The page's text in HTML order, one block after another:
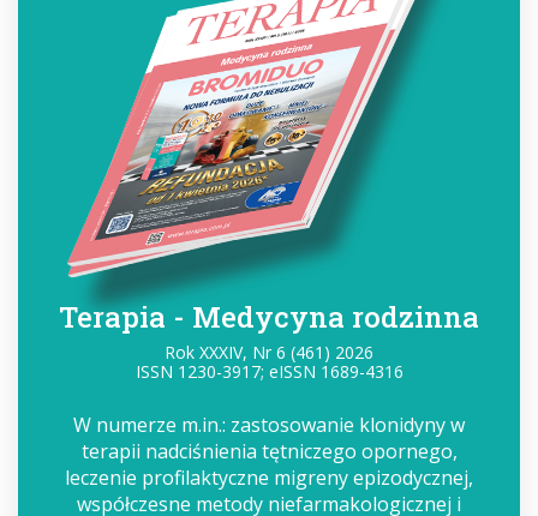
Terapia - Medycyna rodzinna
Rok XXXIV, Nr 6 (461) 2026
ISSN 1230-3917; eISSN 1689-4316
W numerze m.in.: zastosowanie klonidyny w
terapii nadciśnienia tętniczego opornego,
leczenie profilaktyczne migreny epizodycznej,
współczesne metody niefarmakologicznej i